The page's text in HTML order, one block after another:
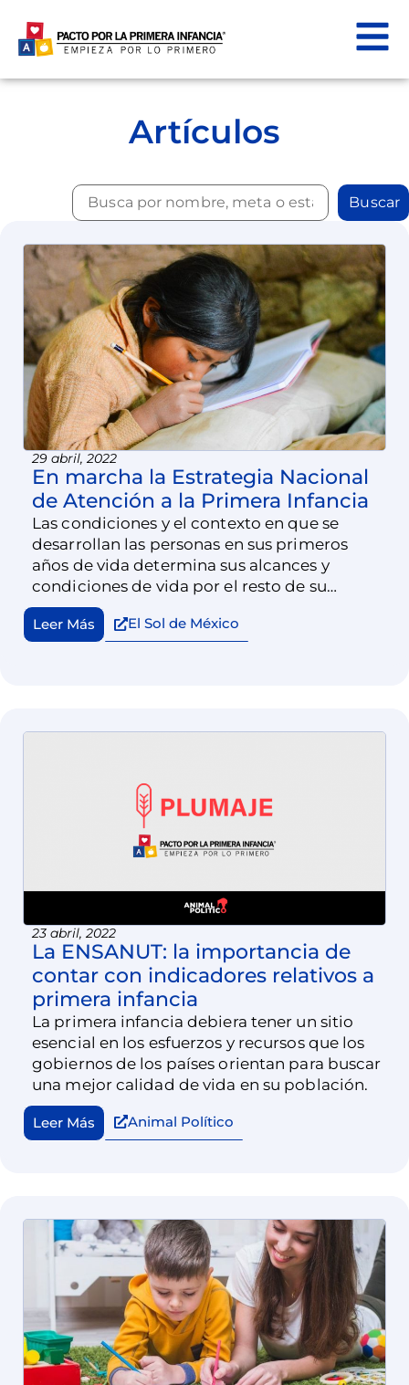
Artículos
Buscar
29 abril, 2022
En marcha la Estrategia Nacional
de Atención a la Primera Infancia
Las condiciones y el contexto en que se
desarrollan las personas en sus primeros
años de vida determina sus alcances y
condiciones de vida por el resto de su
existencia. Innumerables estudios científicos
de todas las disciplinas, lo comprueban.
Leer Más El Sol de México
23 abril, 2022
La ENSANUT: la importancia de
contar con indicadores relativos a
primera infancia
La primera infancia debiera tener un sitio
esencial en los esfuerzos y recursos que los
gobiernos de los países orientan para buscar
una mejor calidad de vida en su población.
Leer Más Animal Político